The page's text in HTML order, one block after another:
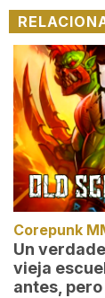
Corepunk
Un
vieja
antes,